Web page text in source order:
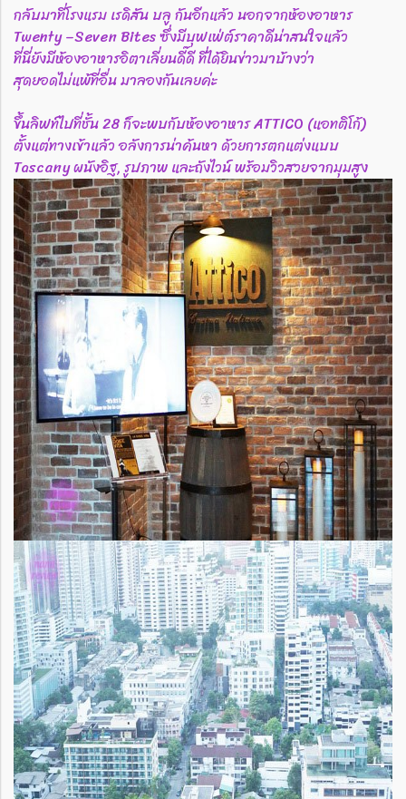
กลับมาที่โรงแรม เรดิสัน บลู กันอีกแล้ว นอกจากห้องอาหาร
Twenty –Seven Bites ซึ่งมีบุฟเฟ่ต์ราคาดีน่าสนใจแล้ว
ที่นี่ยังมีห้องอาหารอิตาเลี่ยนดี๊ดี ที่ได้ยินข่าวมาบ้างว่า
สุดยอดไม่แพ้ที่อื่น มาลองกันเลยค่ะ
ขึ้นลิฟท์ไปที่ชั้น 28 ก็จะพบกับห้องอาหาร ATTICO (แอทติโก้)
ตั้งแต่ทางเข้าแล้ว อลังการน่าค้นหา ด้วยการตกแต่งแบบ
Tascany ผนังอิฐ, รูปภาพ และถังไวน์ พร้อมวิวสวยจากมุมสูง